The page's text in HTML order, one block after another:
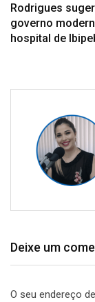
Rodrigues
governo
hospital de
Deixe um
O seu endereço